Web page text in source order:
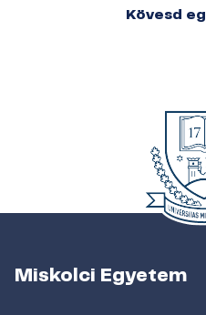
Kövesd
Miskolci Egyetem